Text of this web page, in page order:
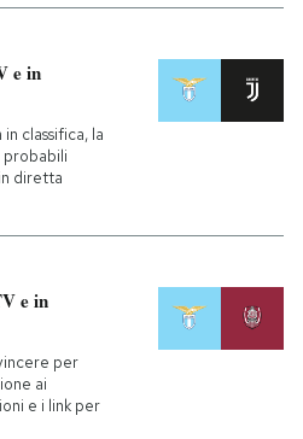
e in
classifica, la
probabili
diretta
e in
per
ai
e i link per